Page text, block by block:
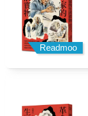
Readmoo